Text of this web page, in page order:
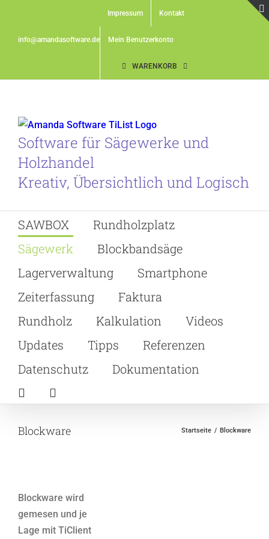
contentinfo@amandasoftware.de
Impressum Kontakt
Mein Benutzerkonto
WARENKORB
Software für Sägewerke und
Holzhandel
Kreativ, Übersichtlich und Logisch
SAWBOX
Rundholzplatz
Sägewerk
Blockbandsäge
Lagerverwaltung
Smartphone
Zeiterfassung
Faktura
Rundholz
Kalkulation
Videos
Updates
Tipps
Referenzen
Datenschutz
Dokumentation
Blockware Startseite Blockware
Blockware wird
gemesen und je
Lage mit TiClient